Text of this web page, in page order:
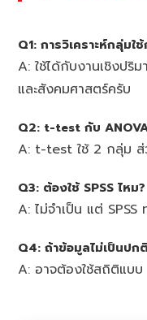
Q1: การวิเคราะห์กลุ่ม
A: ใช้ได้กับงานเชิงป
และสังคมศาสตร์ครับ
Q2: t-test กับ
A: t-test ใช้ 2 กลุ่ม ส่
Q3: ต้องใช้ SPSS ไหม?
A: ไม่จำเป็น แต่
Q4: ถ้าข้อมูลไม่เป็นปก
A: อาจต้องใช้สถิติแบ